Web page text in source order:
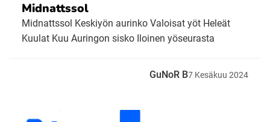
Midnattssol
Midnattssol Keskiyön aurinko Valoisat yöt Heleät
Kuulat Kuu Auringon sisko Iloinen yöseurasta
GuNoR B7 Kesäkuu 2024